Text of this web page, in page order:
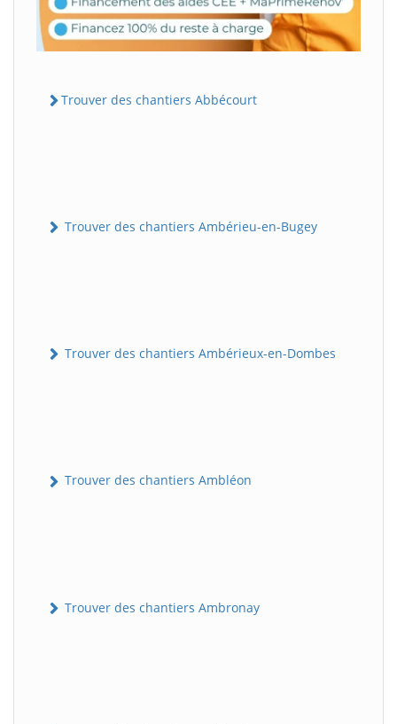
Trouver des chantiers Abbécourt
Trouver des chantiers Ambérieu-en-Bugey
Trouver des chantiers Ambérieux-en-Dombes
Trouver des chantiers Ambléon
Trouver des chantiers Ambronay